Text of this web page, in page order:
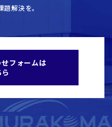
解決を。
フォームは